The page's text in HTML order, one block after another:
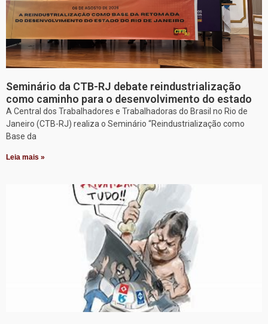
Seminário da CTB-RJ debate reindustrialização
como caminho para o desenvolvimento do estado
A Central dos Trabalhadores e Trabalhadoras do Brasil no Rio de
Janeiro (CTB-RJ) realiza o Seminário “Reindustrialização como
Base da
Leia mais »